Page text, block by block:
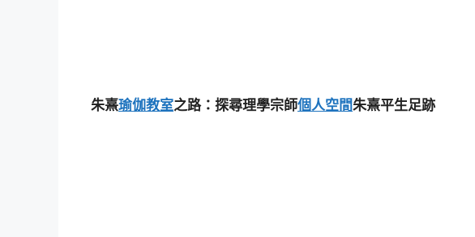
朱熹瑜伽教室之路：探尋理學宗師個人空間朱熹平生足跡